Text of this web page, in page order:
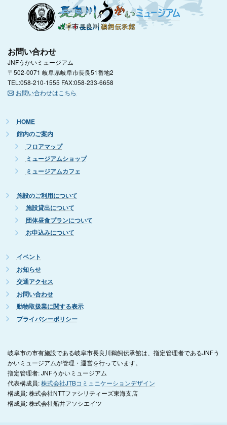
お問い合わせ
JNFうかいミュージアム
〒502-0071 岐阜県岐阜市長良51番地2
TEL:058-210-1555 FAX:058-233-6658
お問い合わせはこちら
HOME
館内のご案内
フロアマップ
ミュージアムショップ
ミュージアムカフェ
施設のご利用について
施設貸出について
団体昼食プランについて
お申込みについて
イベント
お知らせ
交通アクセス
お問い合わせ
動物取扱業に関する表示
プライバシーポリシー
岐阜市の市有施設である岐阜市長良川鵜飼伝承館は、指定管理者であるJNFう
かいミュージアムが管理・運営を行っています。
指定管理者: JNFうかいミュージアム
代表構成員:株式会社JTBコミュニケーションデザイン
構成員: 株式会社NTTファシリティーズ東海支店
構成員: 株式会社船井アソシエイツ